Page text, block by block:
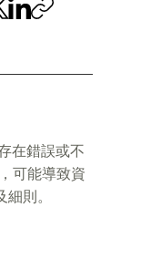
在錯誤或不
可能導致資
則。